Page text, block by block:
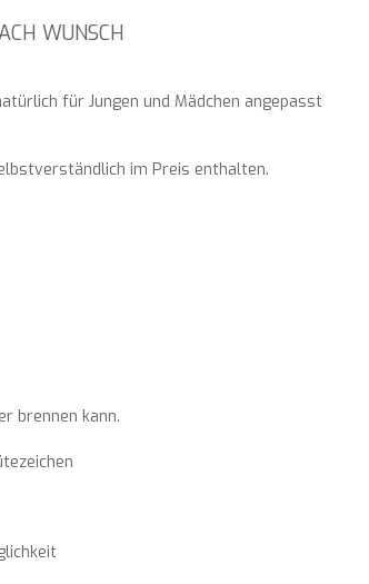
WUNSCH
für Jungen und Mädchen angepasst
im Preis enthalten.
brennen kann.